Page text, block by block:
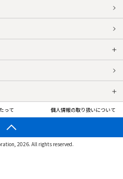
って 個人情報の取り扱いについて
2026. All rights reserved.